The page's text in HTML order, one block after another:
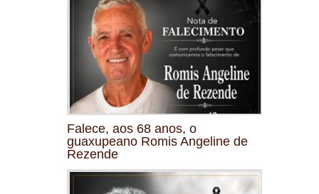
Falece, aos 68 anos, o
guaxupeano Romis Angeline de
Rezende